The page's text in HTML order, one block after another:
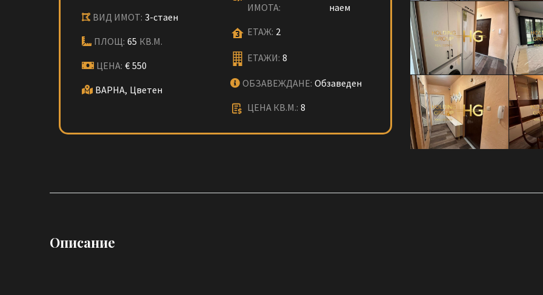
ВИД ИМОТ: 3-стаен
ПЛОЩ: 65 КВ.М.
ЦЕНА: € 550
ВАРНА, Цветен
ИМОТА:
наем
ЕТАЖ: 2
ЕТАЖИ: 8
ОБЗАВЕЖДАНЕ: Обзаведен
ЦЕНА КВ.М.: 8
Описание